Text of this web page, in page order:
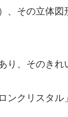
、その立体図
、そのきれ
クリスタル